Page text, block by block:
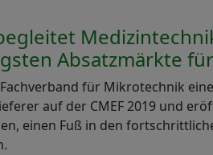
Absatzmärkte
für Mikrotechnik
auf der CMEF 2019 und
einen Fuß in den